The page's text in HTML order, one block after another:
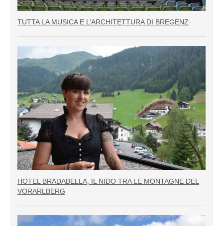
TUTTA LA MUSICA E L’ARCHITETTURA DI BREGENZ
HOTEL BRADABELLA, IL NIDO TRA LE MONTAGNE DEL
VORARLBERG